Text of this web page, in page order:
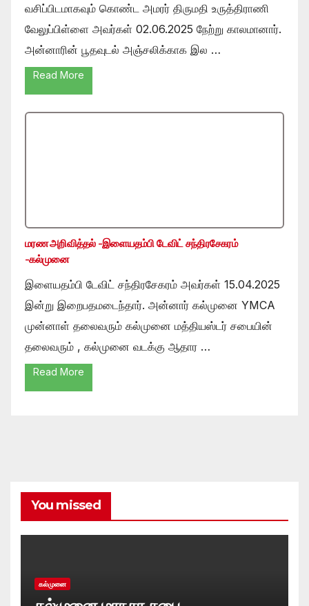
வசிப்பிடமாகவும் கொண்ட அமரர் திருமதி உருத்திராணி
வேலுப்பிள்ளை அவர்கள் 02.06.2025 நேற்று காலமானார்.
அன்னாரின் பூதவுடல் அஞ்சலிக்காக இல …
Read More
மரண அறிவித்தல் -இளையதம்பி டேவிட் சந்திரசேகரம்
-கல்முனை
இளையதம்பி டேவிட் சந்திரசேகரம் அவர்கள் 15.04.2025
இன்று இறைபதமடைந்தார். அன்னார் கல்முனை YMCA
முன்னாள் தலைவரும் கல்முனை மத்தியஸ்டர் சபையின்
தலைவரும் , கல்முனை வடக்கு ஆதார …
Read More
You missed
கல்முனை